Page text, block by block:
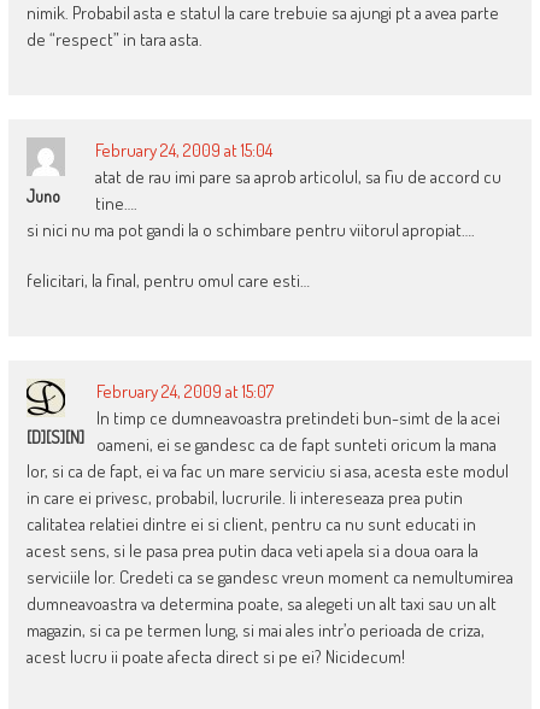
nimik. Probabil asta e statul la care trebuie sa ajungi pt a avea parte
de “respect” in tara asta.
Juno
February 24, 2009 at 15:04
atat de rau imi pare sa aprob articolul, sa fiu de accord cu
tine….
si nici nu ma pot gandi la o schimbare pentru viitorul apropiat….
felicitari, la final, pentru omul care esti…
[D][S][N]
February 24, 2009 at 15:07
In timp ce dumneavoastra pretindeti bun-simt de la acei
oameni, ei se gandesc ca de fapt sunteti oricum la mana
lor, si ca de fapt, ei va fac un mare serviciu si asa, acesta este modul
in care ei privesc, probabil, lucrurile. Ii intereseaza prea putin
calitatea relatiei dintre ei si client, pentru ca nu sunt educati in
acest sens, si le pasa prea putin daca veti apela si a doua oara la
serviciile lor. Credeti ca se gandesc vreun moment ca nemultumirea
dumneavoastra va determina poate, sa alegeti un alt taxi sau un alt
magazin, si ca pe termen lung, si mai ales intr’o perioada de criza,
acest lucru ii poate afecta direct si pe ei? Nicidecum!